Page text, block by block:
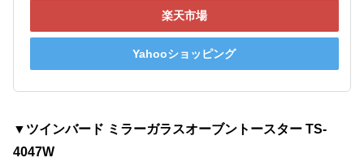
楽天市場
Yahooショッピング
▼ツインバード ミラーガラスオーブントースター TS-
4047W